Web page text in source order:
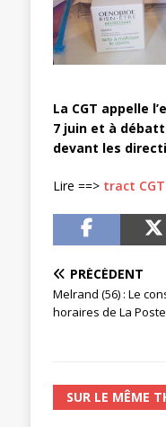
La CGT appelle
7 juin et à
devant les
Lire ==> tract
PRÉCÉDENT
Melrand (56) : Le
horaires de La Poste
SUR LE MÊME